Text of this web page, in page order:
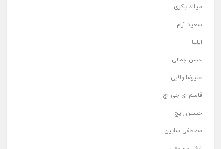
میلاد باکری
سعید آرام
ایلیا
حسن جمالی
علیرضا ولایی
قاسم ای جی اچ
حسین رایج
مصطفی سابین